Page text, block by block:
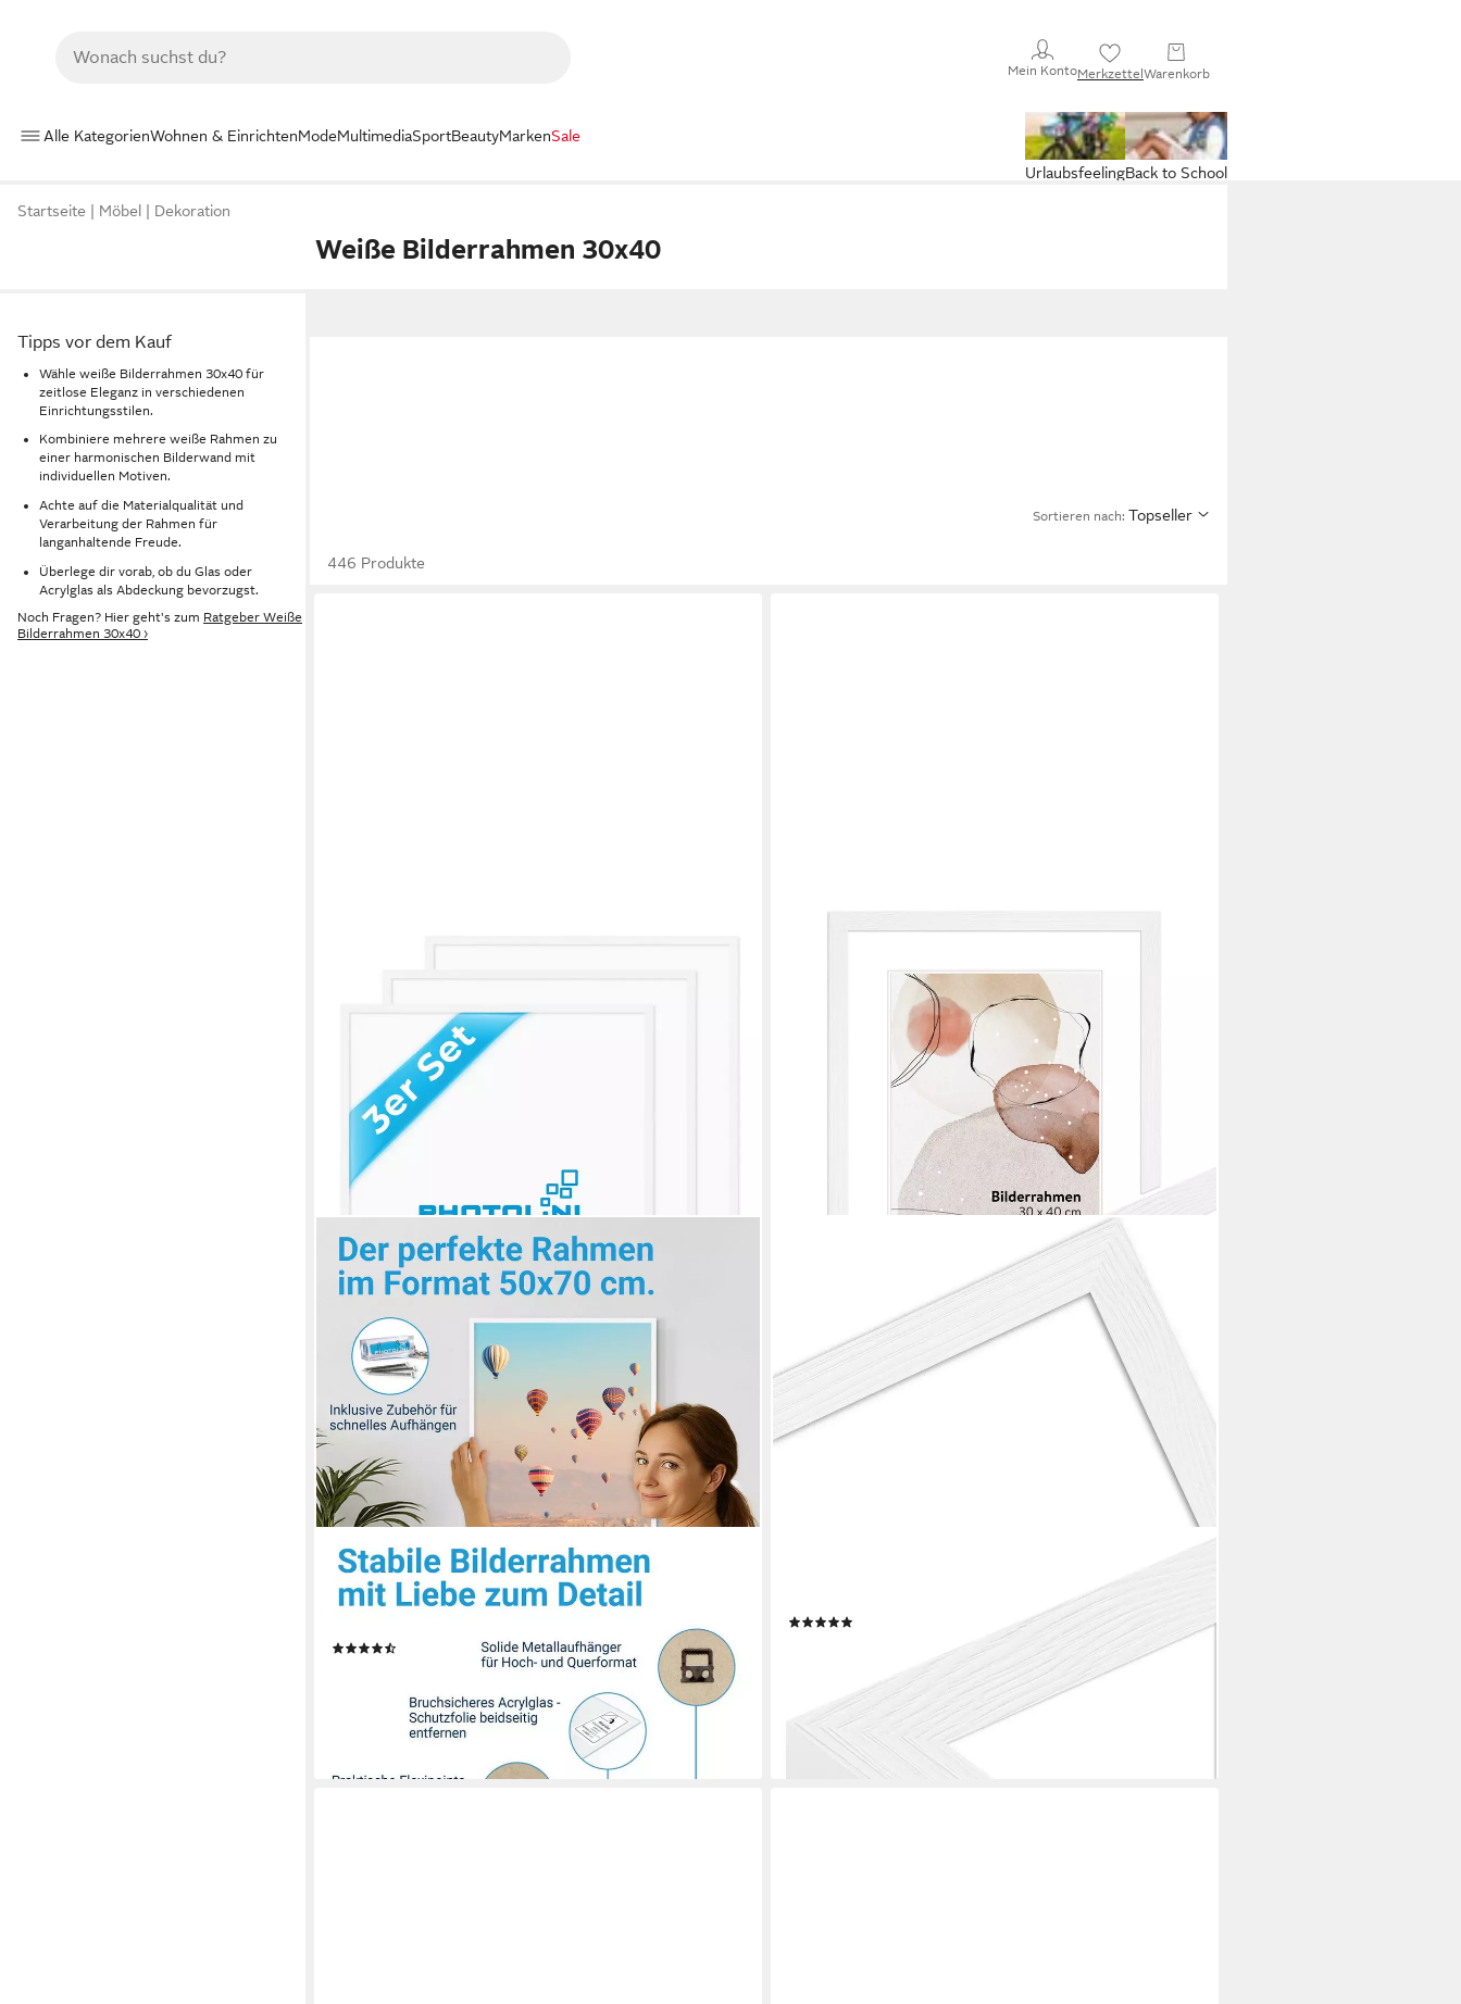
Mein KontoMerkzettelWarenkorb
Alle KategorienWohnen & EinrichtenModeMultimediaSportBeautyMarkenSale
Back to School
Urlaubsfeeling
Startseite Möbel Dekoration
Weiße Bilderrahmen 30x40
Tipps vor dem Kauf
Wähle weiße Bilderrahmen 30x40 für
zeitlose Eleganz in verschiedenen
Einrichtungsstilen.
Kombiniere mehrere weiße Rahmen zu
einer harmonischen Bilderwand mit
individuellen Motiven.
Achte auf die Materialqualität und
Verarbeitung der Rahmen für
langanhaltende Freude.
Überlege dir vorab, ob du Glas oder
Acrylglas als Abdeckung bevorzugst.
Noch Fragen? Hier geht's zum Ratgeber Weiße
Bilderrahmen 30x40 ›
Sortieren nach: Topseller
446 Produkte
PHOTOLINI
Bilderrahmen 3er Set modern mit bruchsicherem
Acrylglas, Holz MDF, Fotos & Poster, für 3 Bilder (3er Set),
59,99 €
lieferbar - in 4-5 Werktagen bei dir
lieferbar - in 3-4 Werktagen bei dir